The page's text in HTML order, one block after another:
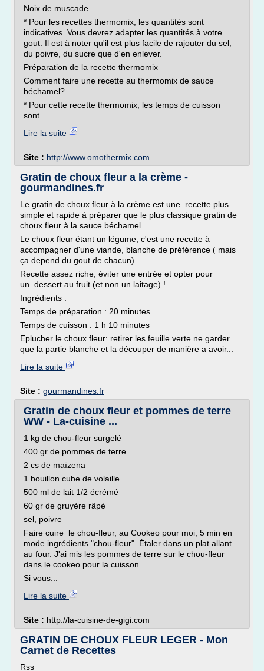
Noix de muscade
* Pour les recettes thermomix, les quantités sont
indicatives. Vous devrez adapter les quantités à votre
gout. Il est à noter qu'il est plus facile de rajouter du sel,
du poivre, du sucre que d'en enlever.
Préparation de la recette thermomix
Comment faire une recette au thermomix de sauce
béchamel?
* Pour cette recette thermomix, les temps de cuisson
sont...
Lire la suite
Site : http://www.omothermix.com
Gratin de choux fleur a la crème -
gourmandines.fr
Le gratin de choux fleur à la crème est une recette plus
simple et rapide à préparer que le plus classique gratin de
choux fleur à la sauce béchamel .
Le choux fleur étant un légume, c'est une recette à
accompagner d'une viande, blanche de préférence ( mais
ça depend du gout de chacun).
Recette assez riche, éviter une entrée et opter pour
un dessert au fruit (et non un laitage) !
Ingrédients :
Temps de préparation : 20 minutes
Temps de cuisson : 1 h 10 minutes
Eplucher le choux fleur: retirer les feuille verte ne garder
que la partie blanche et la découper de manière a avoir...
Lire la suite
Site : gourmandines.fr
Gratin de choux fleur et pommes de terre
WW - La-cuisine ...
1 kg de chou-fleur surgelé
400 gr de pommes de terre
2 cs de maïzena
1 bouillon cube de volaille
500 ml de lait 1/2 écrémé
60 gr de gruyère râpé
sel, poivre
Faire cuire le chou-fleur, au Cookeo pour moi, 5 min en
mode ingrédients "chou-fleur". Étaler dans un plat allant
au four. J'ai mis les pommes de terre sur le chou-fleur
dans le cookeo pour la cuisson.
Si vous...
Lire la suite
Site : http://la-cuisine-de-gigi.com
GRATIN DE CHOUX FLEUR LEGER - Mon
Carnet de Recettes
Rss